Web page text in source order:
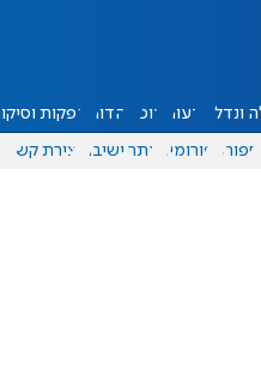
ונדל"ן דעות אוכל יהדות הפקות
ספורט פורומים אתר ישיבה יצירת קשר